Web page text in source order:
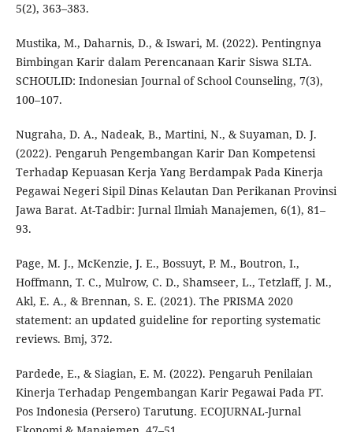
5(2), 363–383.
Mustika, M., Daharnis, D., & Iswari, M. (2022). Pentingnya
Bimbingan Karir dalam Perencanaan Karir Siswa SLTA.
SCHOULID: Indonesian Journal of School Counseling, 7(3),
100–107.
Nugraha, D. A., Nadeak, B., Martini, N., & Suyaman, D. J.
(2022). Pengaruh Pengembangan Karir Dan Kompetensi
Terhadap Kepuasan Kerja Yang Berdampak Pada Kinerja
Pegawai Negeri Sipil Dinas Kelautan Dan Perikanan Provinsi
Jawa Barat. At-Tadbir: Jurnal Ilmiah Manajemen, 6(1), 81–
93.
Page, M. J., McKenzie, J. E., Bossuyt, P. M., Boutron, I.,
Hoffmann, T. C., Mulrow, C. D., Shamseer, L., Tetzlaff, J. M.,
Akl, E. A., & Brennan, S. E. (2021). The PRISMA 2020
statement: an updated guideline for reporting systematic
reviews. Bmj, 372.
Pardede, E., & Siagian, E. M. (2022). Pengaruh Penilaian
Kinerja Terhadap Pengembangan Karir Pegawai Pada PT.
Pos Indonesia (Persero) Tarutung. ECOJURNAL-Jurnal